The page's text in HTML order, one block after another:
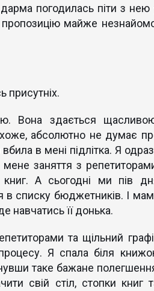
погодилась піти з нею
пропозицію майже
присутніх.
Вона здається
абсолютно не думає
в мені підлітка. Я
заняття з
А сьогодні ми пів
в списку бюджетників. І
навчатись її донька.
та щільний
Я спала біля
таке бажане
свій стіл, стопки книг